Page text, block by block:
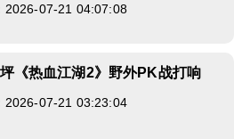
2026-07-21 04:07:08
《热血江湖2》野外PK战打响
2026-07-21 03:23:04